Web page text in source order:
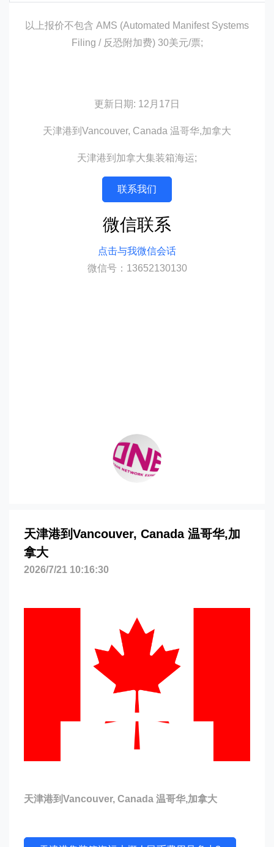
以上报价不包含 AMS (Automated Manifest Systems
Filing / 反恐附加费) 30美元/票;
更新日期: 12月17日
天津港到Vancouver, Canada 温哥华,加拿大
天津港到加拿大集装箱海运;
联系我们
微信联系
点击与我微信会话
微信号：13652130130
天津港到Vancouver, Canada 温哥华,加
拿大
2026/7/21 10:16:30
天津港到Vancouver, Canada 温哥华,加拿大